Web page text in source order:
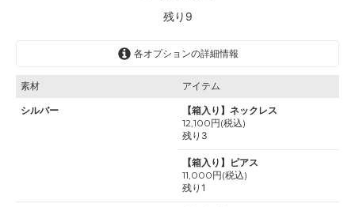
残り9
各オプションの詳細情報
素材 アイテム
シルバー
【箱入り】ネックレス
12,100円(税込)
残り3
【箱入り】ピアス
11,000円(税込)
残り1